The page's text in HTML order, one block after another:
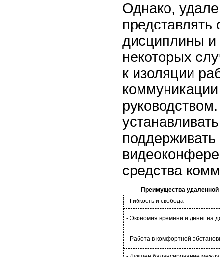
Однако,
представлять
дисциплины и
некоторых
к изоляции
поддерживать
средства
Преимущества удаленной
- Гибкость и свобода
- Экономия времени и денег на
- Работа в комфортной